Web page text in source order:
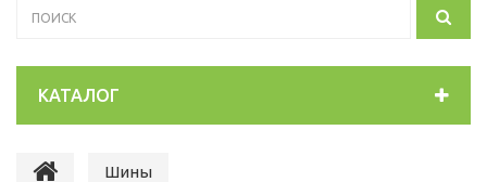
КАТАЛОГ
Шины